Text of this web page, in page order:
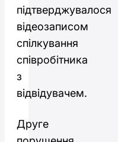
підтверджувалося
відеозаписом
спілкування
співробітника
з
відвідувачем.
Друге